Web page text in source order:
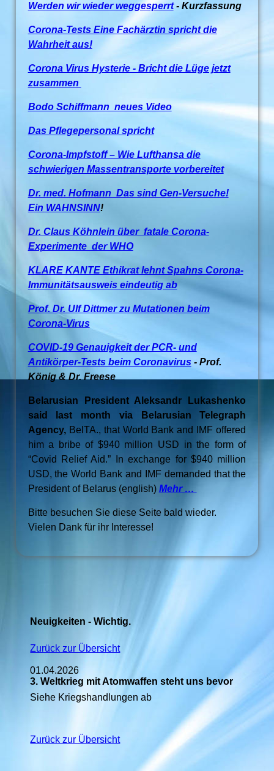
Werden wir wieder weggesperrt- Kurzfassung
Corona-Tests Eine Fachärztin spricht die
Wahrheit aus!
Corona Virus Hysterie - Bricht die Lüge jetzt
zusammen
Bodo Schiffmann neues Video
Das Pflegepersonal spricht
Corona-Impfstoff – Wie Lufthansa die
schwierigen Massentransporte vorbereitet
Dr. med. Hofmann Das sind Gen-Versuche!
Ein WAHNSINN!
Dr. Claus Köhnlein über fatale Corona-
Experimente der WHO
KLARE KANTE Ethikrat lehnt Spahns Corona-
Immunitätsausweis eindeutig ab
Prof. Dr. Ulf Dittmer zu Mutationen beim
Corona-Virus
COVID-19 Genauigkeit der PCR- und
Antikörper-Tests beim Coronavirus- Prof.
König & Dr. Freese
Belarusian President Aleksandr Lukashenko
said last month via Belarusian Telegraph
Agency,BelTA., that World Bank and IMF offered
him a bribe of $940 million USD in the form of
“Covid Relief Aid.” In exchange for $940 million
USD, the World Bank and IMF demanded that the
President of Belarus (english) Mehr …
Bitte besuchen Sie diese Seite bald wieder.
Vielen Dank für ihr Interesse!
Neuigkeiten - Wichtig.
Zurück zur Übersicht
01.04.2026
3. Weltkrieg mit Atomwaffen steht uns bevor
Siehe Kriegshandlungen ab
Zurück zur Übersicht